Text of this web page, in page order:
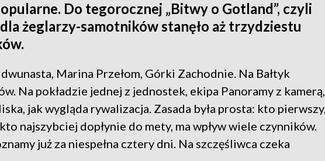
Do tegorocznej „Bitwy o Gotland”, czyli
żeglarzy-samotników stanęło aż trzydziestu
Marina Przełom, Górki Zachodnie. Na Bałtyk
Na pokładzie jednej z jednostek, ekipa Panoramy z kamerą,
jak wygląda rywalizacja. Zasada była prosta: kto pierwszy,
najszybciej dopłynie do mety, ma wpływ wiele czynników.
już za niespełna cztery dni. Na szczęśliwca czeka